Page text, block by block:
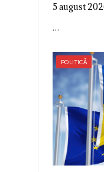
5 august
…
POLITICĂ